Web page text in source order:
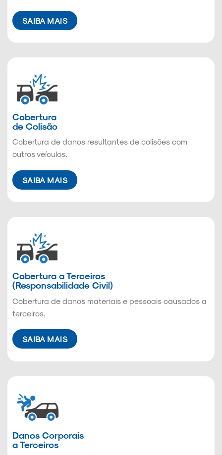
SAIBA MAIS
Cobertura
de Colisão
Cobertura de danos resultantes de colisões com
outros veículos.
SAIBA MAIS
Cobertura a Terceiros
(Responsabilidade Civil)
Cobertura de danos materiais e pessoais causados a
terceiros.
SAIBA MAIS
Danos Corporais
a Terceiros